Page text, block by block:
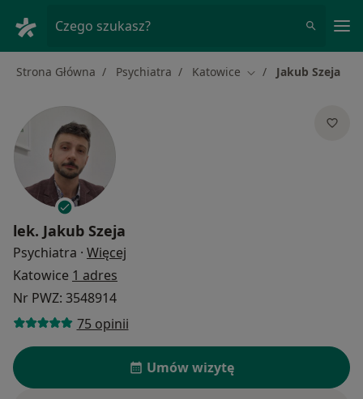
Czego szukasz?
Strona Główna Psychiatra Katowice Zmień miasto
Jakub Szeja
lek. Jakub Szeja
Psychiatra · Więcej
Katowice 1 adres
Nr PWZ: 3548914
75 opinii
Umów wizytę